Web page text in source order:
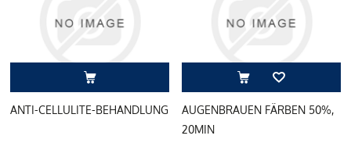
ANTI-CELLULITE-BEHANDLUNG
AUGENBRAUEN FÄRBEN 50%,
20MIN